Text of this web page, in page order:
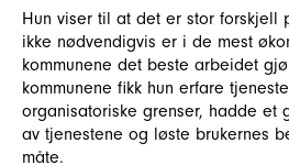
Hun viser til at det er stor forskjell
ikke nødvendigvis er i de mest
kommunene det beste arbeidet
kommunene fikk hun erfare
organisatoriske grenser, hadde et
av tjenestene og løste brukernes
måte.